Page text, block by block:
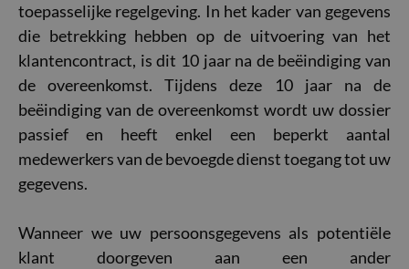
toepasselijke regelgeving. In het kader van gegevens
die betrekking hebben op de uitvoering van het
klantencontract, is dit 10 jaar na de beëindiging van
de overeenkomst. Tijdens deze 10 jaar na de
beëindiging van de overeenkomst wordt uw dossier
passief en heeft enkel een beperkt aantal
medewerkers van de bevoegde dienst toegang tot uw
gegevens.
Wanneer we uw persoonsgegevens als potentiële
klant doorgeven aan een ander